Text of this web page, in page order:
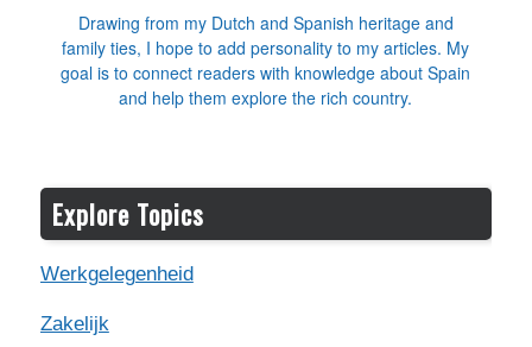
Drawing from my Dutch and Spanish heritage and
family ties, I hope to add personality to my articles. My
goal is to connect readers with knowledge about Spain
and help them explore the rich country.
Explore Topics
Werkgelegenheid
Zakelijk